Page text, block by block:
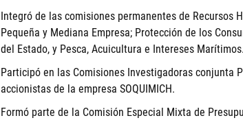
Integró de las comisiones permanentes de Recursos
Pequeña y Mediana Empresa; Protección de los
del Estado, y Pesca, Acuicultura e Intereses Marítimos.
Participó en las Comisiones Investigadoras conjunta
accionistas de la empresa SOQUIMICH.
Formó parte de la Comisión Especial Mixta de